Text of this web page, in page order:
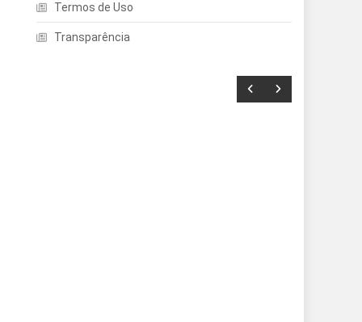
Termos de Uso
Transparência